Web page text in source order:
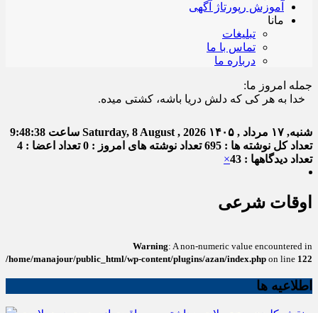
آموزش رپورتاژ آگهی
مانا
تبلیغات
تماس با ما
درباره ما
جمله امروز ما:
به هر کی که دلش دریا باشه، کشتی میده.
شنبه, ۱۷ مرداد , ۱۴۰۵ Saturday, 8 August , 2026 ساعت 9:48:39
تعداد کل نوشته ها : 695
تعداد نوشته های امروز : 0
تعداد اعضا : 4
تعداد دیدگاهها : 43
×
اوقات شرعی
Warning: A non-numeric value encountered in
/home/manajour/public_html/wp-content/plugins/azan/index.php on line 122
اطلاعیه ها